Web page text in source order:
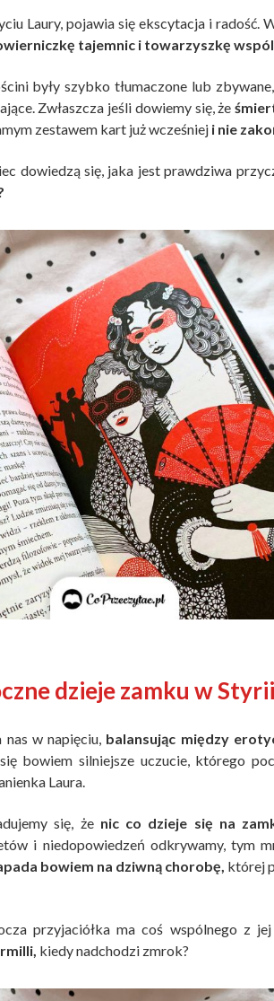
Laury, pojawia się ekscytacja i radość.
tajemnic i towarzyszkę
były szybko tłumaczone lub
Zwłaszcza jeśli dowiemy się, że
zestawem kart już wcześniej i nie
dowiedzą się, jaka jest prawdziwa
dzieje zamku w Styrii
nas w napięciu, balansując między
bowiem silniejsze uczucie, którego
Laura.
się, że nic co dzieje się na
i niedopowiedzeń odkrywamy, tym
bowiem na dziwną chorobę, której
przyjaciółka ma coś wspólnego z
kiedy nadchodzi zmrok?